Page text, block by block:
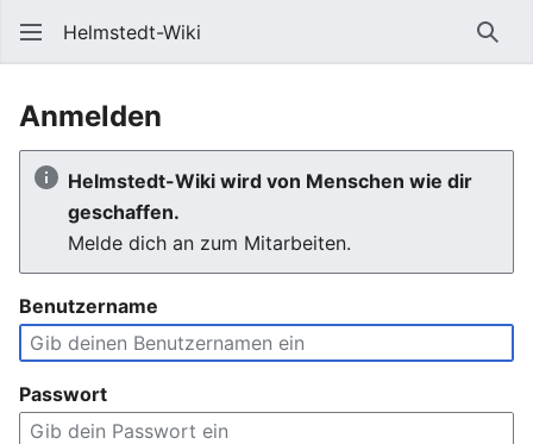
Helmstedt-Wiki
Anmelden
Helmstedt-Wiki wird von Menschen wie dir
geschaffen.
Melde dich an zum Mitarbeiten.
Benutzername
Passwort